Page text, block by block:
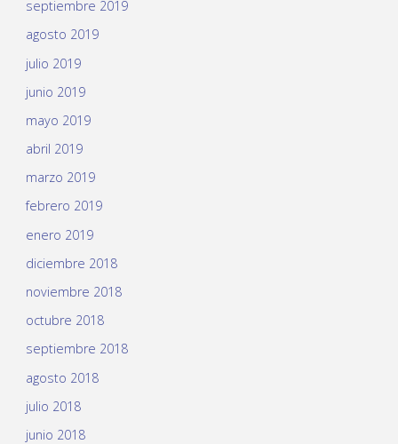
septiembre 2019
agosto 2019
julio 2019
junio 2019
mayo 2019
abril 2019
marzo 2019
febrero 2019
enero 2019
diciembre 2018
noviembre 2018
octubre 2018
septiembre 2018
agosto 2018
julio 2018
junio 2018